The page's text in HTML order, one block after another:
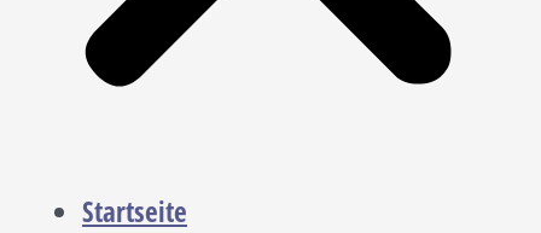
Startseite